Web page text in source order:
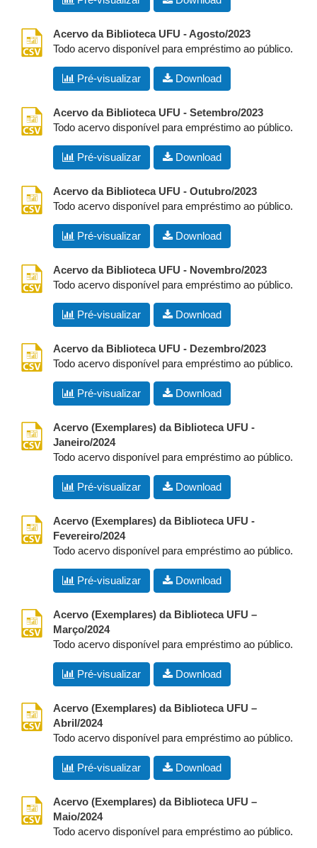
Acervo da Biblioteca UFU - Agosto/2023
csv
Todo acervo disponível para empréstimo ao público.
Pré-visualizar Download
Acervo da Biblioteca UFU - Setembro/2023
csv
Todo acervo disponível para empréstimo ao público.
Pré-visualizar Download
Acervo da Biblioteca UFU - Outubro/2023
csv
Todo acervo disponível para empréstimo ao público.
Pré-visualizar Download
Acervo da Biblioteca UFU - Novembro/2023
csv
Todo acervo disponível para empréstimo ao público.
Pré-visualizar Download
Acervo da Biblioteca UFU - Dezembro/2023
csv
Todo acervo disponível para empréstimo ao público.
Pré-visualizar Download
Acervo (Exemplares) da Biblioteca UFU -
Janeiro/2024
csv
Todo acervo disponível para empréstimo ao público.
Pré-visualizar Download
Acervo (Exemplares) da Biblioteca UFU -
Fevereiro/2024
csv
Todo acervo disponível para empréstimo ao público.
Pré-visualizar Download
Acervo (Exemplares) da Biblioteca UFU –
Março/2024
csv
Todo acervo disponível para empréstimo ao público.
Pré-visualizar Download
Acervo (Exemplares) da Biblioteca UFU –
Abril/2024
csv
Todo acervo disponível para empréstimo ao público.
Pré-visualizar Download
Acervo (Exemplares) da Biblioteca UFU –
Maio/2024
csv
Todo acervo disponível para empréstimo ao público.